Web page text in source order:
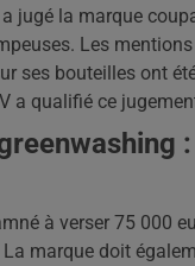
jugé la marque
Les
ses bouteilles ont
a qualifié ce
à verser 75 000
La marque doit